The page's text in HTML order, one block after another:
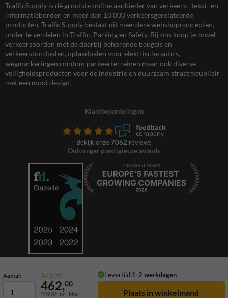
Aantal: 471,50 Levertijd:1-2 werkdagen
462,00
559,02 incl. btw
TrafficSupply is dé grootste online aanbieder van verkeers-, tekst- en
informatieborden en meer dan 10.000 verkeersgerelateerde
producten. TrafficSupply bestaat uit meerdere webshopconcepten,
onder te verdelen in Traffic, Parking en Safety. Bij ons koop je zowel
verkeersborden met de daarbij behorende beugels en
verkeersbordpalen, oplaadpalen voor elektrische auto’s,
wegmarkeringen rondom parkeerterreinen maar ook diverse
veiligheidsproducten voor de industrie en duurzaam straatmeubilair
met een mooi design.
Klantbeoordelingen
Bekijk onze 7062 reviews
Ontvanger prestigieuze awards
© 2026 TrafficSupply. Alle rechten voorbehouden.